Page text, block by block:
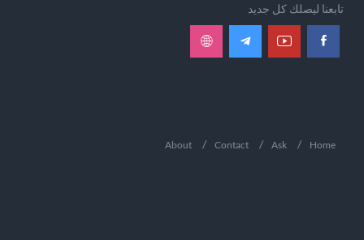
تابعنا ليصلك كل جديد
Home
Ask
Contact
About